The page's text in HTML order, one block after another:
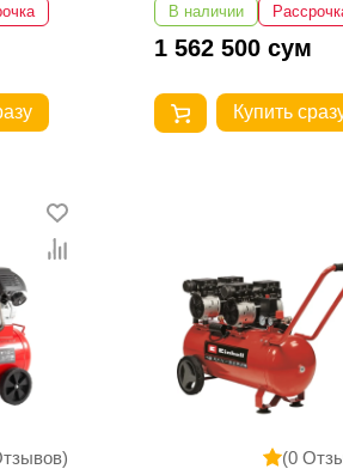
В наличии
1 562 500 сум
Купить
(0